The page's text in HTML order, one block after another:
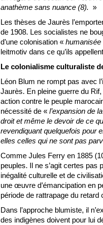
anathème sans nuance (8). »
Les thèses de Jaurès
de 1908. Les socialistes ne
d’une colonisation « humanisée
leitmotiv dans ce qu’ils
Le colonialisme culturaliste
Léon Blum ne rompt pas avec
Jaurès. En pleine guerre du
action contre le peuple
nécessité de « l’expansion de
droit et même le devoir de ce
revendiquant quelquefois pour
elles celles qui ne sont pas
Comme Jules Ferry en 1885
peuples. Il ne s’agit certes pas
inégalité culturelle et de
une œuvre d’émancipation en
période de rattrapage du retard
Dans l’approche blumiste, il
des indigènes doivent pour lui